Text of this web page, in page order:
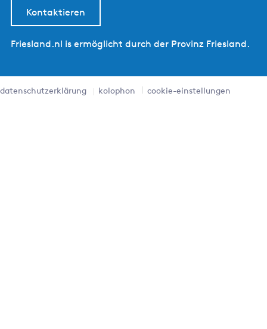
Kontaktieren
Friesland.nl is ermöglicht durch der Provinz Friesland.
datenschutzerklärung kolophon cookie-einstellungen